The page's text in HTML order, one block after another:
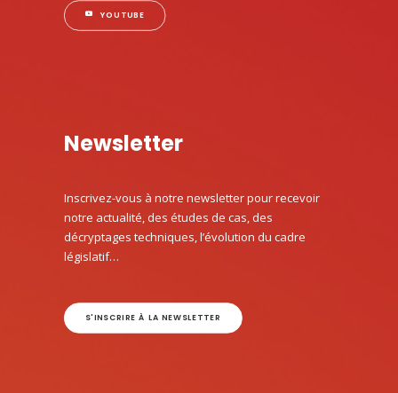
YOUTUBE
Newsletter
Inscrivez-vous à notre newsletter pour recevoir
notre actualité, des études de cas, des
décryptages techniques, l’évolution du cadre
législatif…
S'INSCRIRE À LA NEWSLETTER